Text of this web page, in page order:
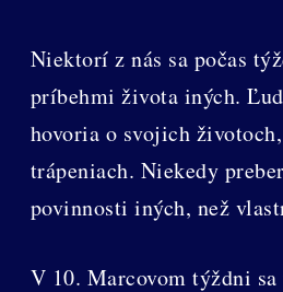
Niektorí z nás sa počas
príbehmi života iných.
hovoria o svojich
trápeniach. Niekedy
povinnosti iných, než
V 10. Marcovom týždni sa